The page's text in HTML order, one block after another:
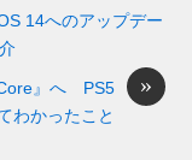
14へのアップデー
»
Core』へ PS5
わかったこと